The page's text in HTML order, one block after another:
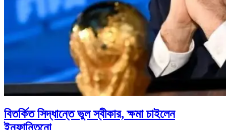
বিতর্কিত সিদ্ধান্তে ভুল স্বীকার, ক্ষমা চাইলেন